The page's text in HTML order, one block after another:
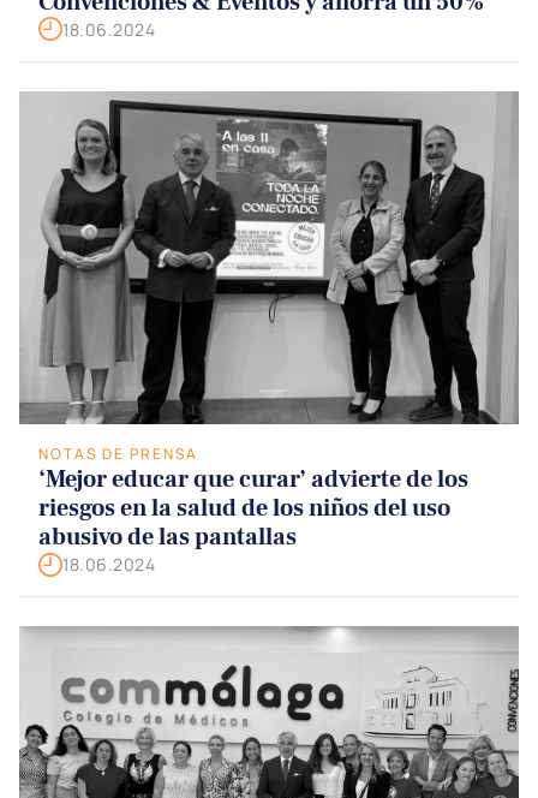
18.06.2024
NOTAS DE PRENSA
‘Mejor educar que curar’ advierte de los
riesgos en la salud de los niños del uso
abusivo de las pantallas
18.06.2024